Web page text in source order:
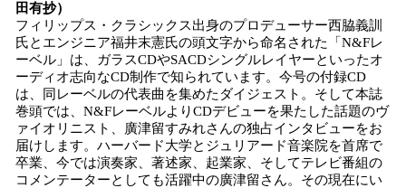
田有抄）
フィリップス・クラシックス出身のプロデューサー西脇義訓
氏とエンジニア福井末憲氏の頭文字から命名された「N&Fレ
ーベル」は、ガラスCDやSACDシングルレイヤーといったオ
ーディオ志向なCD制作で知られています。今号の付録CD
は、同レーベルの代表曲を集めたダイジェスト。そして本誌
巻頭では、N&FレーベルよりCDデビューを果たした話題のヴ
ァイオリニスト、廣津留すみれさんの独占インタビューをお
届けします。ハーバード大学とジュリアード音楽院を首席で
卒業、今では演奏家、著述家、起業家、そしてテレビ番組の
コメンテーターとしても活躍中の廣津留さん。その現在にい